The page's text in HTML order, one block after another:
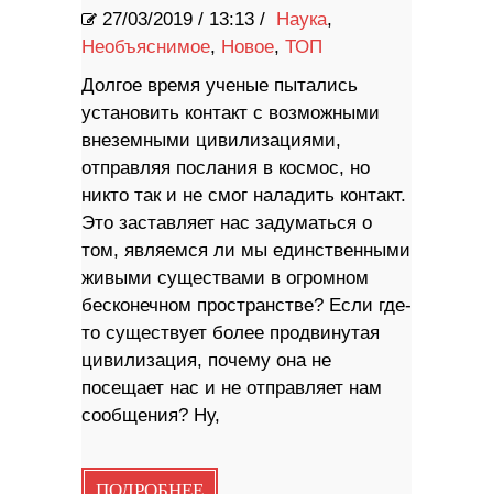
27/03/2019 / 13:13 / Наука,
Необъяснимое, Новое, ТОП
Долгое время ученые пытались
установить контакт с возможными
внеземными цивилизациями,
отправляя послания в космос, но
никто так и не смог наладить контакт.
Это заставляет нас задуматься о
том, являемся ли мы единственными
живыми существами в огромном
бесконечном пространстве? Если где-
то существует более продвинутая
цивилизация, почему она не
посещает нас и не отправляет нам
сообщения? Ну,